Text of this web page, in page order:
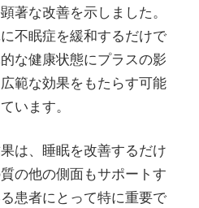
著な改善を示しました。
不眠症を緩和するだけで
な健康状態にプラスの影
範な効果をもたらす可能
います。
は、睡眠を改善するだけ
の他の側面もサポートす
患者にとって特に重要で